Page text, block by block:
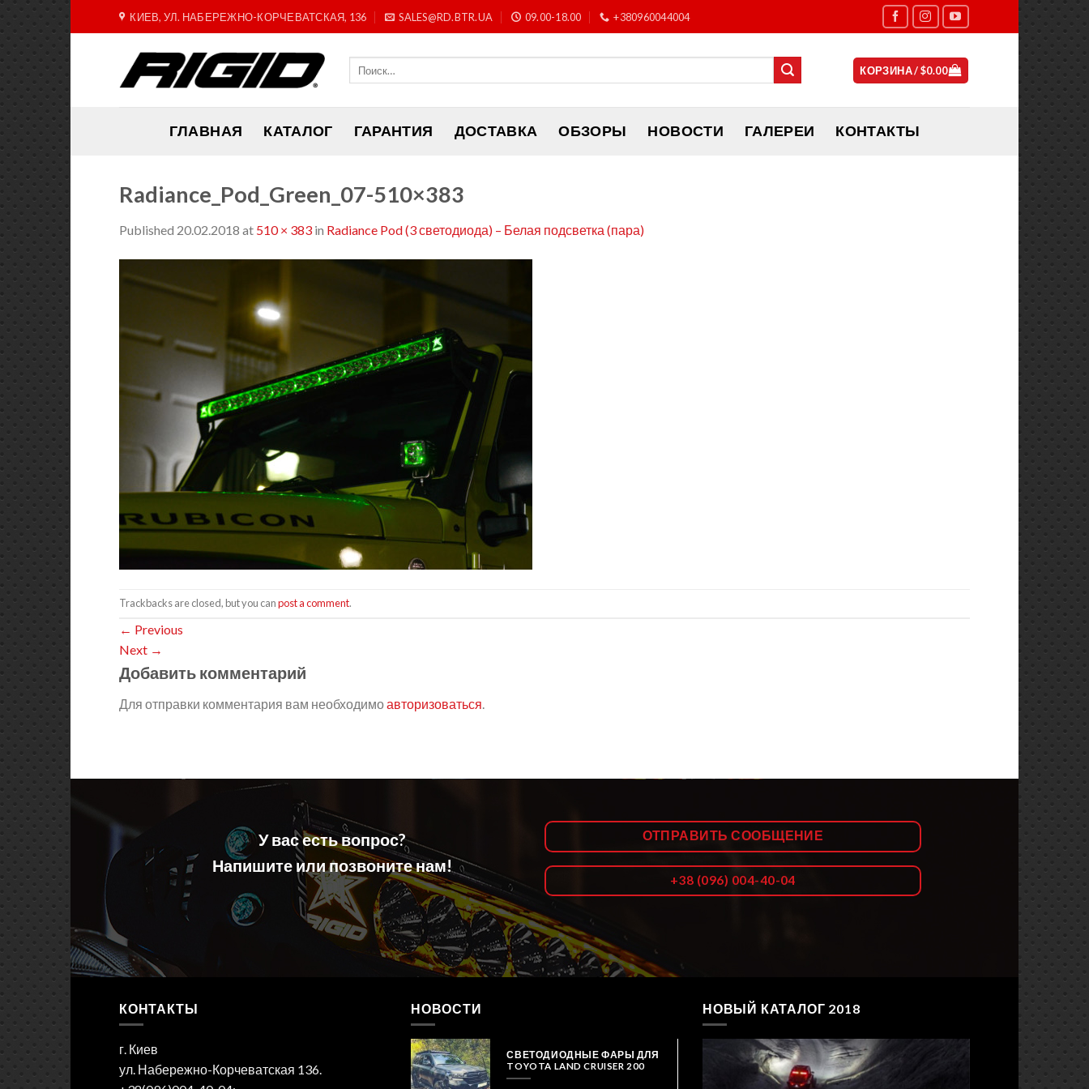
to
КИЕВ, УЛ. НАБЕРЕЖНО-КОРЧЕВАТСКАЯ, 136 SALES@RD.BTR.UA 09.00-18.00 +380960044004
КОРЗИНА /$0.00
ГЛАВНАЯ КАТАЛОГ ГАРАНТИЯ ДОСТАВКА ОБЗОРЫ НОВОСТИ ГАЛЕРЕИ КОНТАКТЫ
Radiance_Pod_Green_07-510×383
Published 20.02.2018 at 510 × 383 in Radiance Pod (3 светодиода) – Белая подсветка (пара)
Trackbacks are closed, but you canpost a comment.
← Previous
Next →
Добавить комментарий
Для отправки комментария вам необходимоавторизоваться
У вас есть вопрос?
Напишите или позвоните нам!
ОТПРАВИТЬ СООБЩЕНИЕ
+38 (096) 004-40-04
КОНТАКТЫ
г. Киев
ул. Набережно-Корчеватская 136.
НОВОСТИ
СВЕТОДИОДНЫЕ ФАРЫ ДЛЯ
TOYOTA LAND CRUISER 200
НОВЫЙ КАТАЛОГ 2018